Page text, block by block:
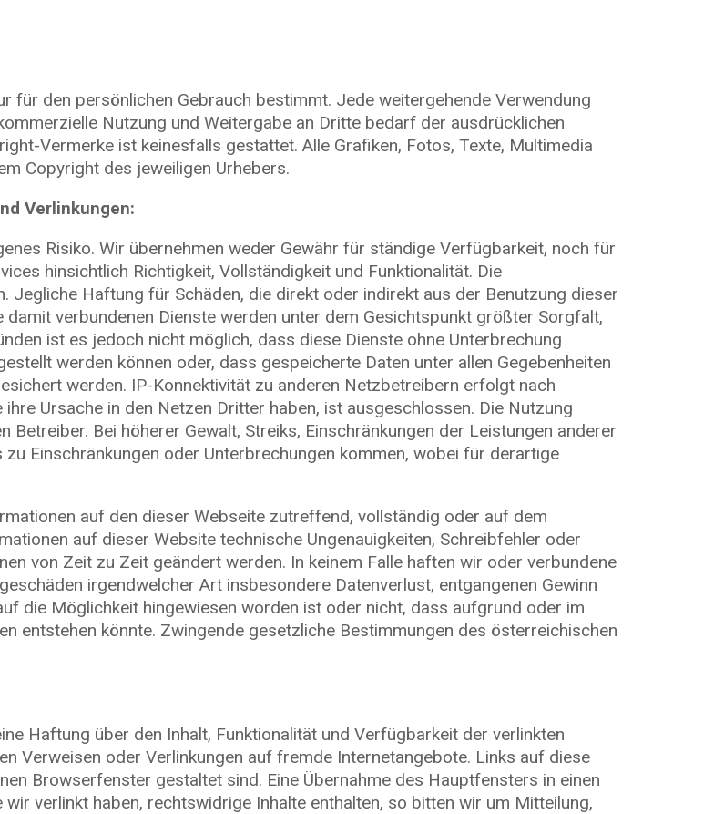
für den persönlichen Gebrauch bestimmt. Jede weitergehende Verwendung
Nutzung und Weitergabe an Dritte bedarf der ausdrücklichen
Vermerke ist keinesfalls gestattet. Alle Grafiken, Fotos, Texte, Multimedia
Copyright des jeweiligen Urhebers.
Verlinkungen:
Risiko. Wir übernehmen weder Gewähr für ständige Verfügbarkeit, noch für
hinsichtlich Richtigkeit, Vollständigkeit und Funktionalität. Die
Jegliche Haftung für Schäden, die direkt oder indirekt aus der Benutzung dieser
verbundenen Dienste werden unter dem Gesichtspunkt größter Sorgfalt,
ist es jedoch nicht möglich, dass diese Dienste ohne Unterbrechung
werden können oder, dass gespeicherte Daten unter allen Gegebenheiten
werden. IP-Konnektivität zu anderen Netzbetreibern erfolgt nach
Ursache in den Netzen Dritter haben, ist ausgeschlossen. Die Nutzung
Bei höherer Gewalt, Streiks, Einschränkungen der Leistungen anderer
Einschränkungen oder Unterbrechungen kommen, wobei für derartige
auf den dieser Webseite zutreffend, vollständig oder auf dem
auf dieser Website technische Ungenauigkeiten, Schreibfehler oder
von Zeit zu Zeit geändert werden. In keinem Falle haften wir oder verbundene
irgendwelcher Art insbesondere Datenverlust, entgangenen Gewinn
die Möglichkeit hingewiesen worden ist oder nicht, dass aufgrund oder im
entstehen könnte. Zwingende gesetzliche Bestimmungen des österreichischen
Haftung über den Inhalt, Funktionalität und Verfügbarkeit der verlinkten
Verweisen oder Verlinkungen auf fremde Internetangebote. Links auf diese
Browserfenster gestaltet sind. Eine Übernahme des Hauptfensters in einen
verlinkt haben, rechtswidrige Inhalte enthalten, so bitten wir um Mitteilung,